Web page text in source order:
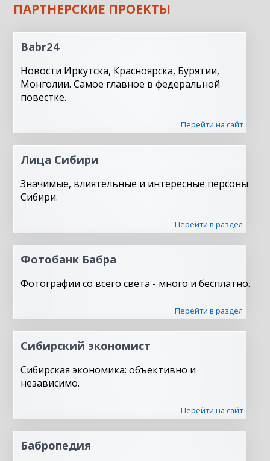
ПАРТНЕРСКИЕ ПРОЕКТЫ
Babr24
Новости Иркутска, Красноярска, Бурятии,
Монголии. Самое главное в федеральной
повестке.
Перейти на сайт
Лица Сибири
Значимые, влиятельные и интересные персоны
Сибири.
Перейти в раздел
Фотобанк Бабра
Фотографии со всего света - много и бесплатно.
Перейти в раздел
Сибирский экономист
Сибирская экономика: объективно и
независимо.
Перейти на сайт
Бабропедия